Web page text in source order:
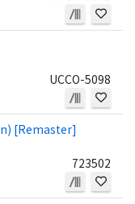
UCCO-5098
[Remaster]
723502